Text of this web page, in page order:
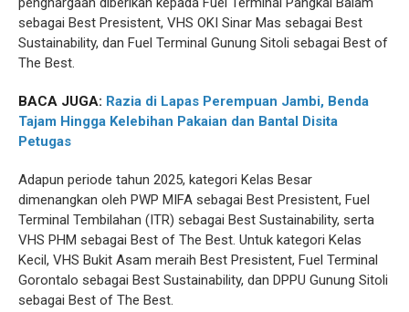
sebagai Best Presistent, VHS OKI Sinar Mas sebagai Best
Sustainability, dan Fuel Terminal Gunung Sitoli sebagai Best of
The Best.
BACA JUGA: Razia di Lapas Perempuan Jambi, Benda
Tajam Hingga Kelebihan Pakaian dan Bantal Disita
Petugas
Adapun periode tahun 2025, kategori Kelas Besar
dimenangkan oleh PWP MIFA sebagai Best Presistent, Fuel
Terminal Tembilahan (ITR) sebagai Best Sustainability, serta
VHS PHM sebagai Best of The Best. Untuk kategori Kelas
Kecil, VHS Bukit Asam meraih Best Presistent, Fuel Terminal
Gorontalo sebagai Best Sustainability, dan DPPU Gunung Sitoli
sebagai Best of The Best.